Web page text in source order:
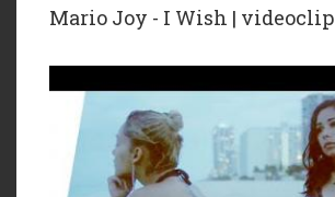
Mario Joy - I Wish | videoclip